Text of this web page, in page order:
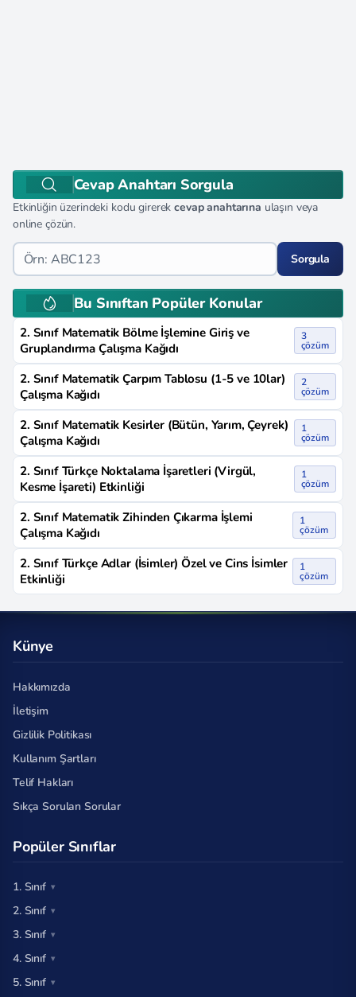
Cevap Anahtarı Sorgula
Etkinliğin üzerindeki kodu girerekcevap anahtarına ulaşın veya
online çözün.
Sorgula
Bu Sınıftan Popüler Konular
2. Sınıf Matematik Bölme İşlemine Giriş ve
Gruplandırma Çalışma Kağıdı
3
çözüm
2. Sınıf Matematik Çarpım Tablosu (1-5 ve 10lar)
Çalışma Kağıdı
2
çözüm
2. Sınıf Matematik Kesirler (Bütün, Yarım, Çeyrek)
Çalışma Kağıdı
1
çözüm
2. Sınıf Türkçe Noktalama İşaretleri (Virgül,
Kesme İşareti) Etkinliği
1
çözüm
2. Sınıf Matematik Zihinden Çıkarma İşlemi
Çalışma Kağıdı
1
çözüm
2. Sınıf Türkçe Adlar (İsimler) Özel ve Cins İsimler
Etkinliği
1
çözüm
Künye
Hakkımızda
İletişim
Gizlilik Politikası
Kullanım Şartları
Telif Hakları
Sıkça Sorulan Sorular
Popüler Sınıflar
1. Sınıf
2. Sınıf
3. Sınıf
4. Sınıf
5. Sınıf